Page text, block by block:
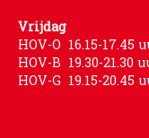
Vrijdag
HOV-O 16.15-17.45
HOV-B 19.30-21.30
HOV-G 19.15-20.45